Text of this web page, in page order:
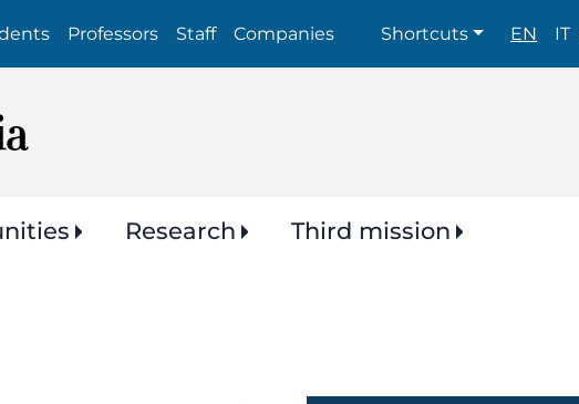
Professors Staff Companies Shortcuts
Shortcuts EN IT
Research
Third mission